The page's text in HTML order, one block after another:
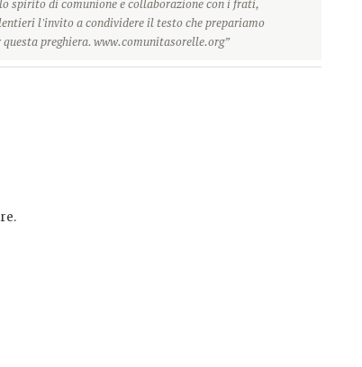
spirito di comunione e collaborazione con i frati,
l'invito a condividere il testo che prepariamo
questa preghiera. www.comunitasorelle.org”